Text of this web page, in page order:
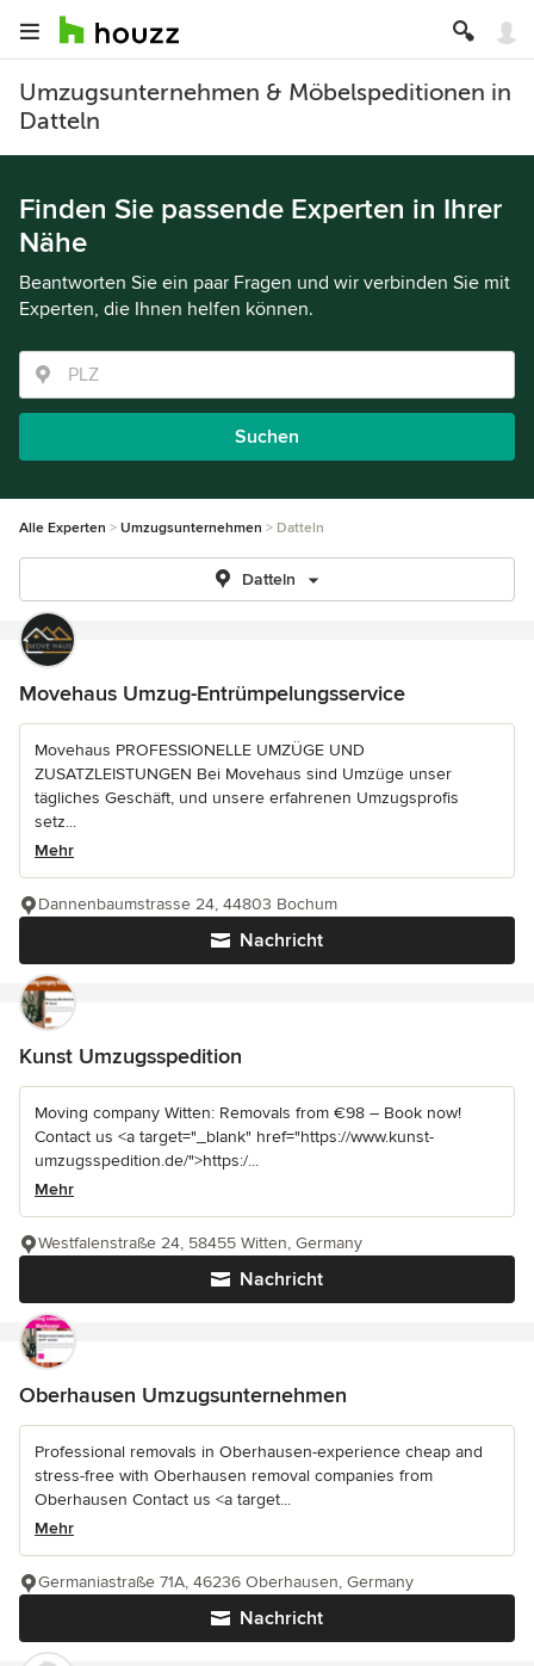
Umzugsunternehmen & Möbelspeditionen in
Datteln
Finden Sie passende Experten in Ihrer
Nähe
Beantworten Sie ein paar Fragen und wir verbinden Sie mit
Experten, die Ihnen helfen können.
Suchen
Alle Experten Umzugsunternehmen Datteln
Datteln
Movehaus Umzug-Entrümpelungsservice
Movehaus PROFESSIONELLE UMZÜGE UND
ZUSATZLEISTUNGEN Bei Movehaus sind Umzüge unser
tägliches Geschäft, und unsere erfahrenen Umzugsprofis
setz...
Mehr
Nachricht
Dannenbaumstrasse 24, 44803 Bochum
Kunst Umzugsspedition
Moving company Witten: Removals from €98 – Book now!
Contact us <a target="_blank" href="https://www.kunst-
umzugsspedition.de/">https:/...
Mehr
Nachricht
Westfalenstraße 24, 58455 Witten, Germany
Oberhausen Umzugsunternehmen
Professional removals in Oberhausen-experience cheap and
stress-free with Oberhausen removal companies from
Oberhausen Contact us <a target...
Mehr
Nachricht
Germaniastraße 71A, 46236 Oberhausen, Germany